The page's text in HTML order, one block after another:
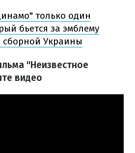
только один
бьется за эмблему
сборной Украины
"Неизвестное
видео